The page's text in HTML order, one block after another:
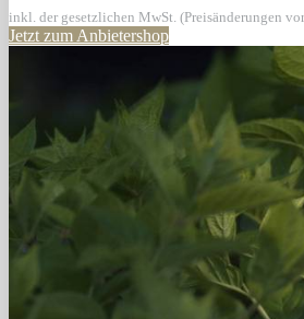
inkl. der gesetzlichen MwSt. (Preisänderungen
Jetzt zum Anbietershop